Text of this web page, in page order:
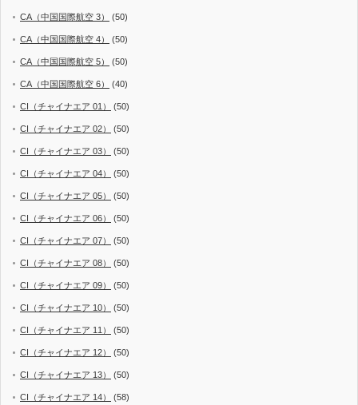
CA（中国国際航空 3） (50)
CA（中国国際航空 4） (50)
CA（中国国際航空 5） (50)
CA（中国国際航空 6） (40)
CI（チャイナエア 01） (50)
CI（チャイナエア 02） (50)
CI（チャイナエア 03） (50)
CI（チャイナエア 04） (50)
CI（チャイナエア 05） (50)
CI（チャイナエア 06） (50)
CI（チャイナエア 07） (50)
CI（チャイナエア 08） (50)
CI（チャイナエア 09） (50)
CI（チャイナエア 10） (50)
CI（チャイナエア 11） (50)
CI（チャイナエア 12） (50)
CI（チャイナエア 13） (50)
CI（チャイナエア 14） (58)